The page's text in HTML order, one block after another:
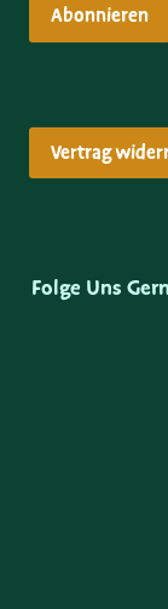
Abonnieren
Vertrag
Folge Uns